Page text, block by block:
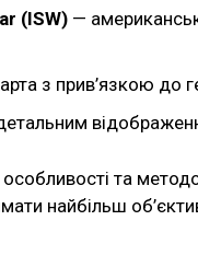
(ISW) —
з прив’язкою до
та
найбільш